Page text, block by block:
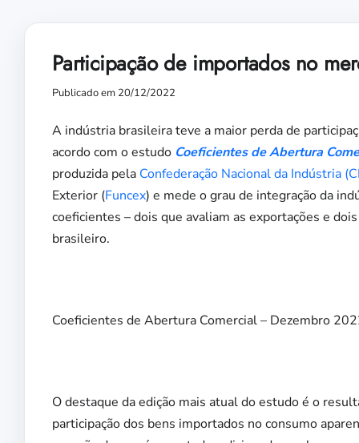
Participação de importados no
Publicado em 20/12/2022
A indústria brasileira teve a maior perda de
acordo com o estudo Coeficientes de Abertura
produzida pela Confederação Nacional da Indústria
Exterior (Funcex) e mede o grau de integração da
coeficientes – dois que avaliam as exportações e
brasileiro.
Coeficientes de Abertura Comercial – Dezembro
O destaque da edição mais atual do estudo é o
participação dos bens importados no consumo